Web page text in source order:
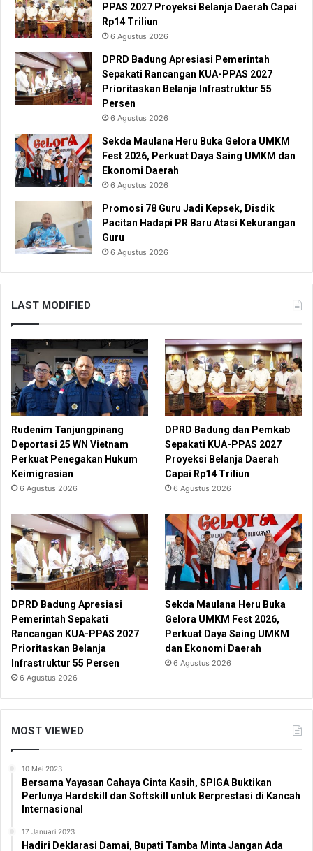
PPAS 2027 Proyeksi Belanja Daerah Capai
Rp14 Triliun
6 Agustus 2026
DPRD Badung Apresiasi Pemerintah
Sepakati Rancangan KUA-PPAS 2027
Prioritaskan Belanja Infrastruktur 55
Persen
6 Agustus 2026
Sekda Maulana Heru Buka Gelora UMKM
Fest 2026, Perkuat Daya Saing UMKM dan
Ekonomi Daerah
6 Agustus 2026
Promosi 78 Guru Jadi Kepsek, Disdik
Pacitan Hadapi PR Baru Atasi Kekurangan
Guru
6 Agustus 2026
LAST MODIFIED
Rudenim Tanjungpinang
Deportasi 25 WN Vietnam
Perkuat Penegakan Hukum
Keimigrasian
6 Agustus 2026
DPRD Badung dan Pemkab
Sepakati KUA-PPAS 2027
Proyeksi Belanja Daerah
Capai Rp14 Triliun
6 Agustus 2026
DPRD Badung Apresiasi
Pemerintah Sepakati
Rancangan KUA-PPAS 2027
Prioritaskan Belanja
Infrastruktur 55 Persen
6 Agustus 2026
Sekda Maulana Heru Buka
Gelora UMKM Fest 2026,
Perkuat Daya Saing UMKM
dan Ekonomi Daerah
6 Agustus 2026
MOST VIEWED
10 Mei 2023
Bersama Yayasan Cahaya Cinta Kasih, SPIGA Buktikan
Perlunya Hardskill dan Softskill untuk Berprestasi di Kancah
Internasional
17 Januari 2023
Hadiri Deklarasi Damai, Bupati Tamba Minta Jangan Ada